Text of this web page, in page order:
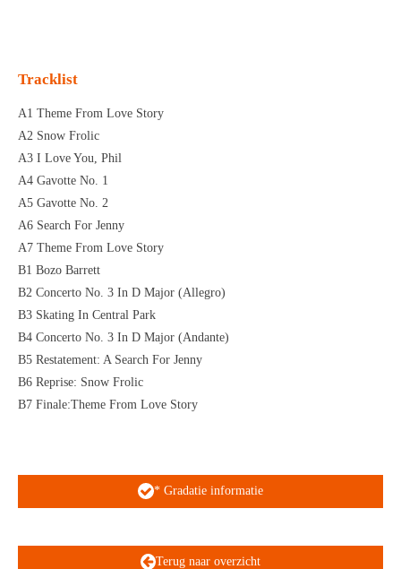
Tracklist
A1 Theme From Love Story
A2 Snow Frolic
A3 I Love You, Phil
A4 Gavotte No. 1
A5 Gavotte No. 2
A6 Search For Jenny
A7 Theme From Love Story
B1 Bozo Barrett
B2 Concerto No. 3 In D Major (Allegro)
B3 Skating In Central Park
B4 Concerto No. 3 In D Major (Andante)
B5 Restatement: A Search For Jenny
B6 Reprise: Snow Frolic
B7 Finale:Theme From Love Story
* Gradatie informatie
Terug naar overzicht